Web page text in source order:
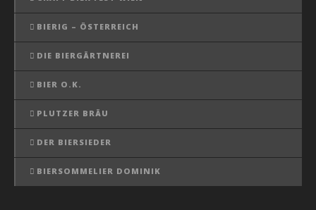
BIERIG – ÖSTERREICH
DIE BIERGÄRTNEREI
BIER O.K.
PLUTZER BRÄU
DER BIERSIEDER
BIERSOMMELIER DOMINIK